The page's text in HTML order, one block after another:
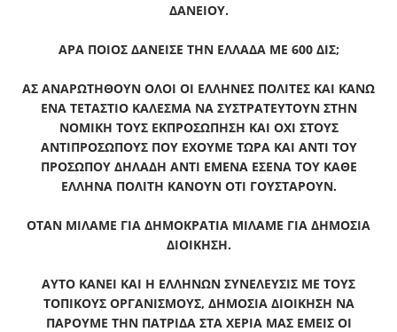
ΔΑΝΕΙΟΥ.
ΑΡΑ ΠΟΙΟΣ ΔΑΝΕΙΣΕ ΤΗΝ ΕΛΛΑΔΑ ΜΕ 600 ΔΙΣ;
ΑΣ ΑΝΑΡΩΤΗΘΟΥΝ ΟΛΟΙ ΟΙ ΕΛΛΗΝΕΣ ΠΟΛΙΤΕΣ ΚΑΙ ΚΑΝΩ
ΕΝΑ ΤΕΤΑΣΤΙΟ ΚΑΛΕΣΜΑ ΝΑ ΣΥΣΤΡΑΤΕΥΤΟΥΝ ΣΤΗΝ
ΝΟΜΙΚΗ ΤΟΥΣ ΕΚΠΡΟΣΩΠΗΣΗ ΚΑΙ ΟΧΙ ΣΤΟΥΣ
ΑΝΤΙΠΡΟΣΩΠΟΥΣ ΠΟΥ ΕΧΟΥΜΕ ΤΩΡΑ ΚΑΙ ΑΝΤΙ ΤΟΥ
ΠΡΟΣΩΠΟΥ ΔΗΛΑΔΗ ΑΝΤΙ ΕΜΕΝΑ ΕΣΕΝΑ ΤΟΥ ΚΑΘΕ
ΕΛΛΗΝΑ ΠΟΛΙΤΗ ΚΑΝΟΥΝ ΟΤΙ ΓΟΥΣΤΑΡΟΥΝ.
ΟΤΑΝ ΜΙΛΑΜΕ ΓΙΑ ΔΗΜΟΚΡΑΤΙΑ ΜΙΛΑΜΕ ΓΙΑ ΔΗΜΟΣΙΑ
ΔΙΟΙΚΗΣΗ.
ΑΥΤΟ ΚΑΝΕΙ ΚΑΙ Η ΕΛΛΗΝΩΝ ΣΥΝΕΛΕΥΣΙΣ ΜΕ ΤΟΥΣ
ΤΟΠΙΚΟΥΣ ΟΡΓΑΝΙΣΜΟΥΣ, ΔΗΜΟΣΙΑ ΔΙΟΙΚΗΣΗ ΝΑ
ΠΑΡΟΥΜΕ ΤΗΝ ΠΑΤΡΙΔΑ ΣΤΑ ΧΕΡΙΑ ΜΑΣ ΕΜΕΙΣ ΟΙ